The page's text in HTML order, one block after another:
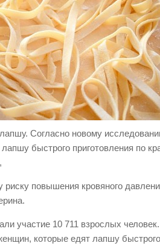
Согласно новому
быстрого приготовления по
повышения кровяного
участие 10 711 взрослых человек.
которые едят лапшу быстрого